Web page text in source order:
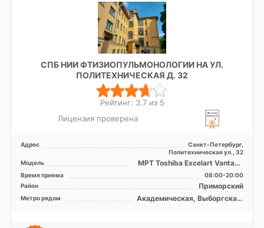
СПБ НИИ ФТИЗИОПУЛЬМОНОЛОГИИ НА УЛ.
ПОЛИТЕХНИЧЕСКАЯ Д. 32
Рейтинг: 3.7 из 5
Лицензия проверена
Адрес
Санкт-Петербург,
Политехническая ул., 32
Модель
МРТ Toshiba Excelart Vantage
1.5T закрытый тип, КТ
Toshiba Aquilion 32 ...
Время приема
08:00-20:00
Район
Приморский
Метро рядом
Академическая, Выборгская,